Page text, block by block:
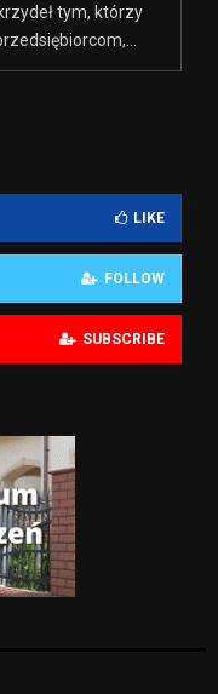
tym, którzy
LIKE
FOLLOW
SUBSCRIBE